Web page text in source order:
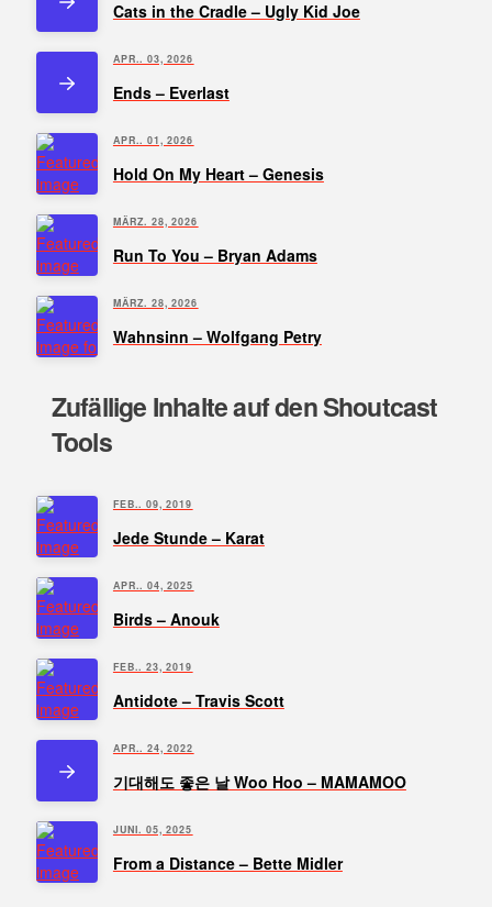
Cats in the Cradle – Ugly Kid Joe
APR.. 03, 2026
Ends – Everlast
APR.. 01, 2026
Hold On My Heart – Genesis
MÄRZ. 28, 2026
Run To You – Bryan Adams
MÄRZ. 28, 2026
Wahnsinn – Wolfgang Petry
Zufällige Inhalte auf den Shoutcast
Tools
FEB.. 09, 2019
Jede Stunde – Karat
APR.. 04, 2025
Birds – Anouk
FEB.. 23, 2019
Antidote – Travis Scott
APR.. 24, 2022
기대해도 좋은 날 Woo Hoo – MAMAMOO
JUNI. 05, 2025
From a Distance – Bette Midler